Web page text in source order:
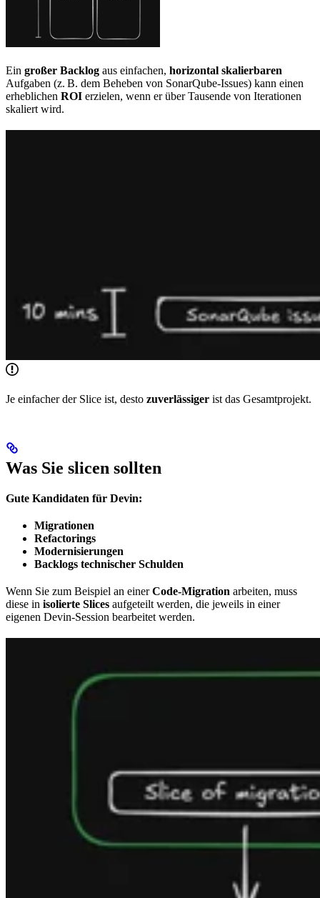
Ein großer Backlog aus einfachen, horizontal skalierbaren
Aufgaben (z. B. dem Beheben von SonarQube-Issues) kann einen
erheblichen ROI erzielen, wenn er über Tausende von Iterationen
skaliert wird.
Je einfacher der Slice ist, desto zuverlässiger ist das Gesamtprojekt.
Was Sie slicen sollten
Gute Kandidaten für Devin:
Migrationen
Refactorings
Modernisierungen
Backlogs technischer Schulden
Wenn Sie zum Beispiel an einerCode-Migration arbeiten, muss
diese in isolierte Slices aufgeteilt werden, die jeweils in einer
eigenen Devin-Session bearbeitet werden.